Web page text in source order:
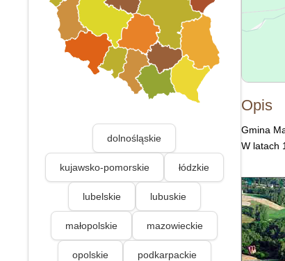
dolnośląskie
kujawsko-pomorskie łódzkie
lubelskie lubuskie
małopolskie mazowieckie
opolskie podkarpackie
Opis
Gmina
W latach